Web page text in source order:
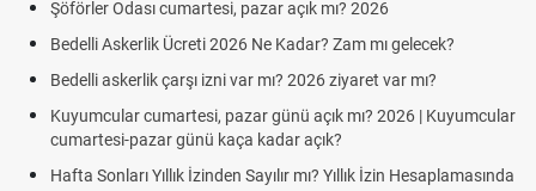
Şöförler Odası cumartesi, pazar açık mı? 2026
Bedelli Askerlik Ücreti 2026 Ne Kadar? Zam mı gelecek?
Bedelli askerlik çarşı izni var mı? 2026 ziyaret var mı?
Kuyumcular cumartesi, pazar günü açık mı? 2026 | Kuyumcular
cumartesi-pazar günü kaça kadar açık?
Hafta Sonları Yıllık İzinden Sayılır mı? Yıllık İzin Hesaplamasında